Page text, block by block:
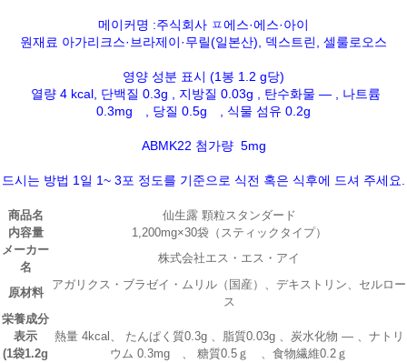
메이커명 :주식회사 ㅍ에스·에스·아이
원재료 아가리크스·브라제이·무릴(일본산), 덱스트린, 셀룰로오스
영양 성분 표시 (1봉 1.2 g당)
열량 4 kcal, 단백질 0.3g , 지방질 0.03g , 탄수화물 ― , 나트륨
0.3mg , 당질 0.5g , 식물 섬유 0.2g
ABMK22 첨가량 5mg
드시는 방법 1일 1~ 3포 정도를 기준으로 식전 혹은 식후에 드셔 주세요.
商品名
仙生露 顆粒スタンダード
内容量
1,200mg×30袋（スティックタイプ）
メーカー
名
株式会社エス・エス・アイ
原材料
アガリクス・ブラゼイ・ムリル（国産）、デキストリン、セルロー
ス
栄養成分
表示
(1袋1.2g
熱量 4kcal、 たんぱく質0.3g 、脂質0.03g 、炭水化物 ― 、ナトリ
ウム 0.3mg 、 糖質0.5ｇ 、食物繊維0.2ｇ